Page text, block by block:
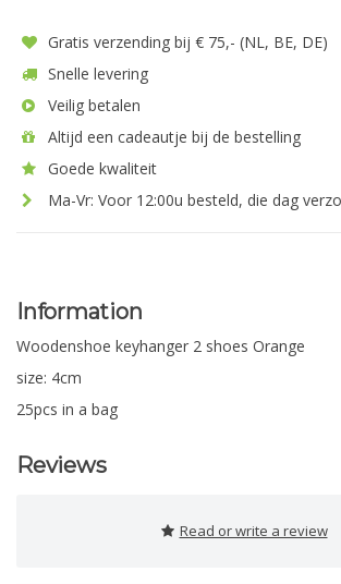
Gratis verzending bij € 75,- (NL, BE, DE)
Snelle levering
Veilig betalen
Altijd een cadeautje bij de bestelling
Goede kwaliteit
Ma-Vr: Voor 12:00u besteld, die dag
Information
Woodenshoe keyhanger 2 shoes Orange
size: 4cm
25pcs in a bag
Reviews
Read or write a review